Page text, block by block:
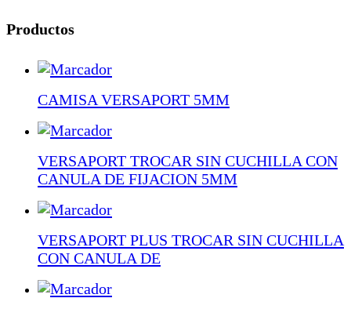
Productos
CAMISA VERSAPORT 5MM
VERSAPORT TROCAR SIN CUCHILLA CON
CANULA DE FIJACION 5MM
VERSAPORT PLUS TROCAR SIN CUCHILLA
CON CANULA DE